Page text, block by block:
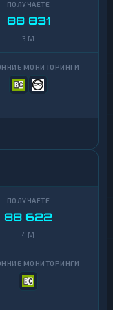
88 831
3 M
88 622
4 M